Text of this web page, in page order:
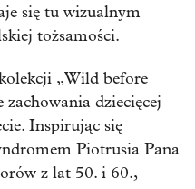
się tu wizualnym
tożsamości.
„Wild before
dziecięcej
Inspirując się
Piotrusia Pana
z lat 50. i 60.,